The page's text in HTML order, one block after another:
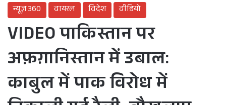
न्यूज़ 360
वायरल विदेश वीडियो
VIDEO पाकिस्तान पर
अफ़ग़ानिस्तान में उबाल:
काबुल में पाक विरोध में